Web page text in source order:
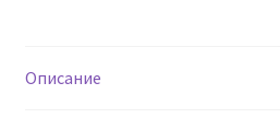
Описание